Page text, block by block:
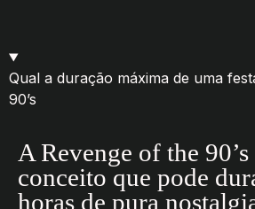
Qual a duração máxima de uma
90’s
A Revenge of the 90’s
conceito que pode
horas de pura